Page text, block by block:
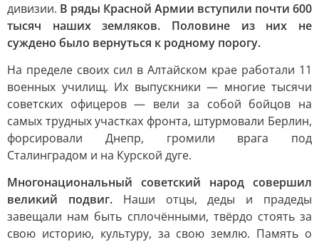
дивизии. В ряды Красной Армии вступили почти 600
тысяч наших земляков. Половине из них не
суждено было вернуться к родному порогу.
На пределе своих сил в Алтайском крае работали 11
военных училищ. Их выпускники — многие тысячи
советских офицеров — вели за собой бойцов на
самых трудных участках фронта, штурмовали Берлин,
форсировали Днепр, громили врага под
Сталинградом и на Курской дуге.
Многонациональный советский народ совершил
великий подвиг. Наши отцы, деды и прадеды
завещали нам быть сплочёнными, твёрдо стоять за
свою историю, культуру, за свою землю. Память о